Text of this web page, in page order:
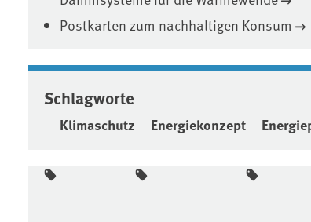
Postkarten zum nachhaltigen Konsum
Schlagworte
Klimaschutz Energiekonzept